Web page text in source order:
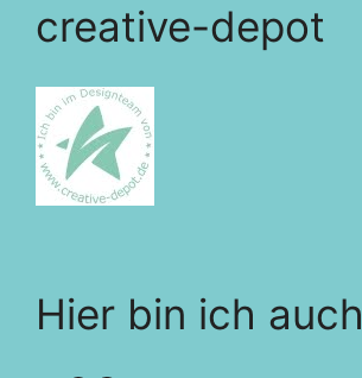
creative-depot
Hier bin ich auch